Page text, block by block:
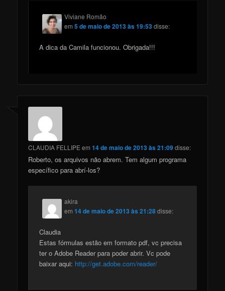
Viviane Romão
em5 de maio de 2013 às 19:53disse:
A dica da Camila funcionou. Obrigada!!!
CLAUDIA FELLIPE em14 de maio de 2013 às 21:09disse:
Roberto, os arquivos não abrem. Tem algum programa
específico para abrí-los?
akira
em14 de maio de 2013 às 21:28disse:
Claudia
Estas fórmulas estão em formato pdf, vc precisa
ter o Adobe Reader para poder abrir. Vc pode
baixar aqui: http://get.adobe.com/reader/